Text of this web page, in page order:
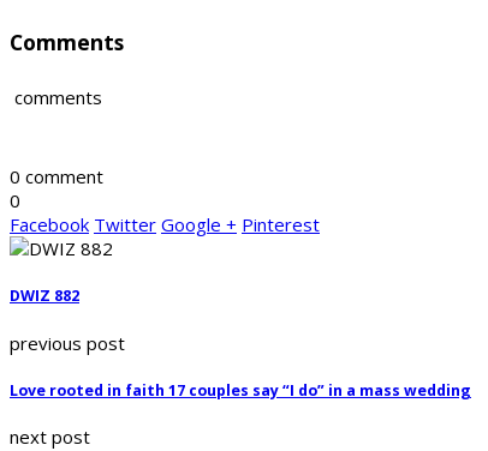
Comments
comments
0 comment
0
Facebook Twitter Google + Pinterest
DWIZ 882
previous post
Love rooted in faith 17 couples say “I do” in a mass wedding
next post